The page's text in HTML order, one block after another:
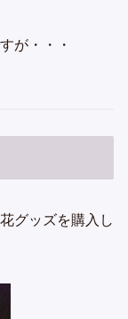
が・・・
グッズを購入し